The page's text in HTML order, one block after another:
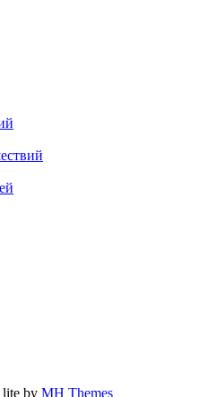
lite by MH Themes